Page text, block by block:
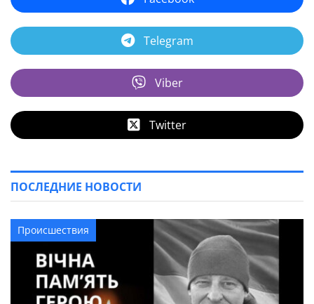
Telegram
Viber
Twitter
ПОСЛЕДНИЕ НОВОСТИ
Происшествия